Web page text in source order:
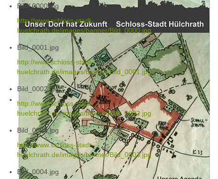
Bild_0000.jpg
http://www.schloss-stadt-
huelchrath.de/images/banner/Bild_0000.jpg
Bild_0001.jpg
http://www.schloss-stadt-
huelchrath.de/images/banner/Bild_0001.jpg
Bild_0002.jpg
http://www.schloss-stadt-
huelchrath.de/images/banner/Bild_0002.jpg
Bild_0003.jpg
http://www.schloss-stadt-
huelchrath.de/images/banner/Bild_0003.jpg
Bild_0004.jpg